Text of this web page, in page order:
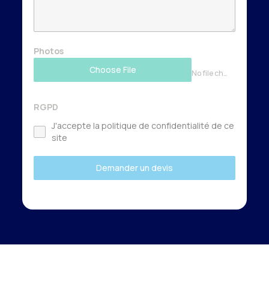
Photos
Choose File
No file chosen
RGPD
J'accepte la politique de confidentialité de ce
site
Demander un devis